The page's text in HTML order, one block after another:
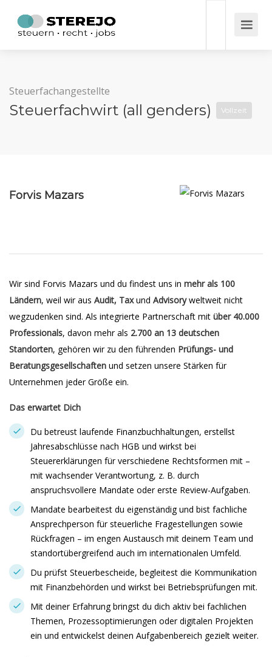
Steuerfachangestellte
Steuerfachwirt (all genders) Vollzeit
Forvis Mazars
Wir sind Forvis Mazars und du findest uns in mehr als 100
Ländern, weil wir aus Audit, Taxund Advisoryweltweit nicht
wegzudenken sind. Als integrierte Partnerschaft mit über 40.000
Professionals, davon mehr als 2.700 an 13 deutschen
Standorten, gehören wir zu den führenden Prüfungs- und
Beratungsgesellschaften und setzen unsere Stärken für
Unternehmen jeder Größe ein.
Das erwartet Dich
Du betreust laufende Finanzbuchhaltungen, erstellst
Jahresabschlüsse nach HGB und wirkst bei
Steuererklärungen für verschiedene Rechtsformen mit –
mit wachsender Verantwortung, z. B. durch
anspruchsvollere Mandate oder erste Review-Aufgaben.
Mandate bearbeitest du eigenständig und bist fachliche
Ansprechperson für steuerliche Fragestellungen sowie
Rückfragen – im engen Austausch mit deinem Team und
standortübergreifend auch im internationalen Umfeld.
Du prüfst Steuerbescheide, begleitest die Kommunikation
mit Finanzbehörden und wirkst bei Betriebsprüfungen mit.
Mit deiner Erfahrung bringst du dich aktiv bei fachlichen
Themen, Prozessoptimierungen oder digitalen Projekten
ein und entwickelst deinen Aufgabenbereich gezielt weiter.